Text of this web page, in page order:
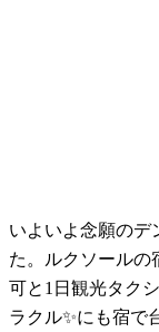
いよいよ念願のデ
た。ルクソールの
可と1日観光タク
ラクル✨にも宿で